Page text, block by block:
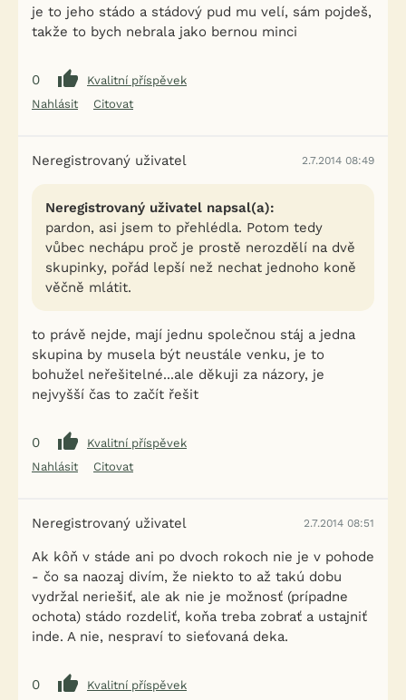
je to jeho stádo a stádový pud mu velí, sám pojdeš,
takže to bych nebrala jako bernou minci
0
Kvalitní příspěvek
Nahlásit
Citovat
Neregistrovaný uživatel 2.7.2014 08:49
Neregistrovaný uživatel napsal(a):
pardon, asi jsem to přehlédla. Potom tedy
vůbec nechápu proč je prostě nerozdělí na dvě
skupinky, pořád lepší než nechat jednoho koně
věčně mlátit.
to právě nejde, mají jednu společnou stáj a jedna
skupina by musela být neustále venku, je to
bohužel neřešitelné...ale děkuji za názory, je
nejvyšší čas to začít řešit
0
Kvalitní příspěvek
Nahlásit
Citovat
Neregistrovaný uživatel 2.7.2014 08:51
Ak kôň v stáde ani po dvoch rokoch nie je v pohode
- čo sa naozaj divím, že niekto to až takú dobu
vydržal neriešiť, ale ak nie je možnosť (prípadne
ochota) stádo rozdeliť, koňa treba zobrať a ustajniť
inde. A nie, nespraví to sieťovaná deka.
0
Kvalitní příspěvek